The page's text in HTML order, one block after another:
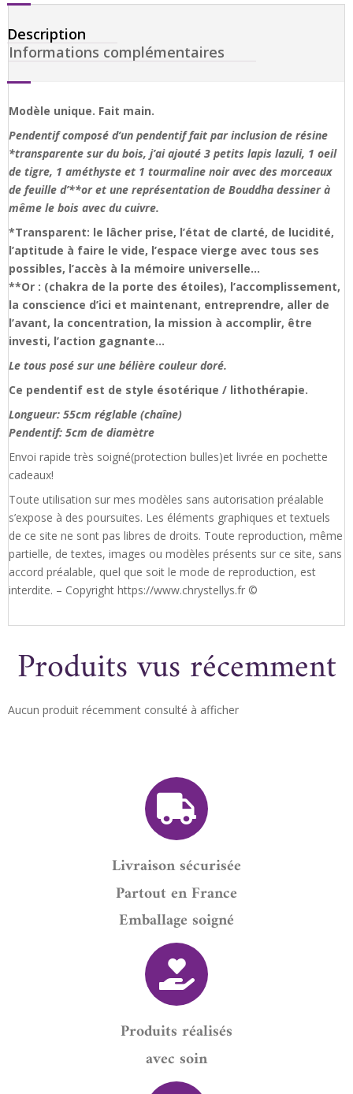
Description
Informations complémentaires
Modèle unique. Fait main.
Pendentif composé d’un pendentif fait par inclusion de résine
*transparente sur du bois, j’ai ajouté 3 petits lapis lazuli, 1 oeil
de tigre, 1 améthyste et 1 tourmaline noir avec des morceaux
de feuille d’**or et une représentation de Bouddha dessiner à
même le bois avec du cuivre.
*Transparent: le lâcher prise, l’état de clarté, de lucidité,
l’aptitude à faire le vide, l’espace vierge avec tous ses
possibles, l’accès à la mémoire universelle…
**Or : (chakra de la porte des étoiles), l’accomplissement,
la conscience d’ici et maintenant, entreprendre, aller de
l’avant, la concentration, la mission à accomplir, être
investi, l’action gagnante…
Le tous posé sur une bélière couleur doré.
Ce pendentif est de style ésotérique / lithothérapie.
Longueur: 55cm réglable (chaîne)
Pendentif: 5cm de diamètre
Envoi rapide très soigné(protection bulles)et livrée en pochette
cadeaux!
Toute utilisation sur mes modèles sans autorisation préalable
s’expose à des poursuites. Les éléments graphiques et textuels
de ce site ne sont pas libres de droits. Toute reproduction, même
partielle, de textes, images ou modèles présents sur ce site, sans
accord préalable, quel que soit le mode de reproduction, est
interdite. – Copyright https://www.chrystellys.fr ©
Produits vus récemment
Aucun produit récemment consulté à afficher
Livraison sécurisée
Partout en France
Emballage soigné
Produits réalisés
avec soin